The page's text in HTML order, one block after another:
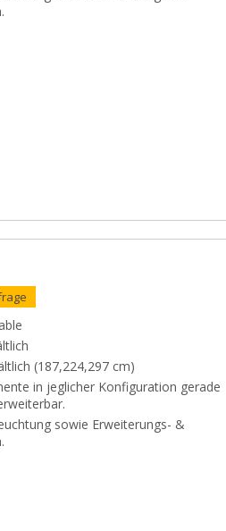
(187,224,297 cm)
in jeglicher Konfiguration gerade
sowie Erweiterungs- &